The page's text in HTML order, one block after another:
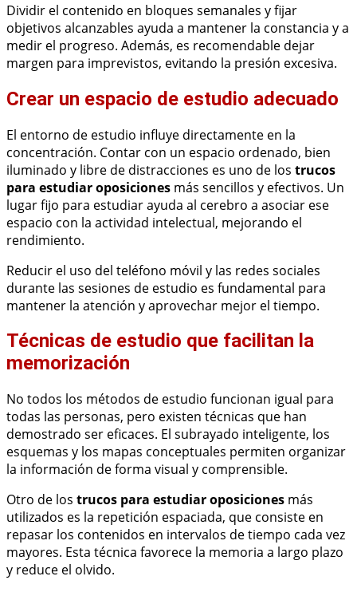
Dividir el contenido en bloques semanales y fijar
objetivos alcanzables ayuda a mantener la constancia y a
medir el progreso. Además, es recomendable dejar
margen para imprevistos, evitando la presión excesiva.
Crear un espacio de estudio adecuado
El entorno de estudio influye directamente en la
concentración. Contar con un espacio ordenado, bien
iluminado y libre de distracciones es uno de los trucos
para estudiar oposiciones más sencillos y efectivos. Un
lugar fijo para estudiar ayuda al cerebro a asociar ese
espacio con la actividad intelectual, mejorando el
rendimiento.
Reducir el uso del teléfono móvil y las redes sociales
durante las sesiones de estudio es fundamental para
mantener la atención y aprovechar mejor el tiempo.
Técnicas de estudio que facilitan la
memorización
No todos los métodos de estudio funcionan igual para
todas las personas, pero existen técnicas que han
demostrado ser eficaces. El subrayado inteligente, los
esquemas y los mapas conceptuales permiten organizar
la información de forma visual y comprensible.
Otro de los trucos para estudiar oposiciones más
utilizados es la repetición espaciada, que consiste en
repasar los contenidos en intervalos de tiempo cada vez
mayores. Esta técnica favorece la memoria a largo plazo
y reduce el olvido.